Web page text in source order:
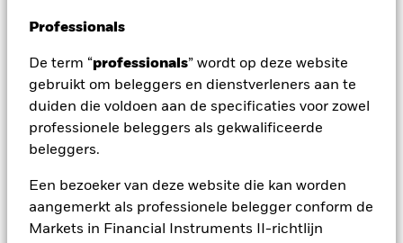
Professionals
De term “professionals” wordt op deze website
gebruikt om beleggers en dienstverleners aan te
duiden die voldoen aan de specificaties voor zowel
professionele beleggers als gekwalificeerde
beleggers.
Een bezoeker van deze website die kan worden
aangemerkt als professionele belegger conform de
Markets in Financial Instruments II-richtlijn
uw belegging te genereren alsook kapitaalgroei op lange
verenigbaar is met de principes van een beleggingsbeleid
dat rekening houdt met criteria op het vlak van milieu,
maatschappij en governance (ESG). Het Fonds belegt ten
minste 70% van zijn totale activa in aandeleneffecten (bijv.
economisch actief zijn in Europa. De term Europa omvat alle
Europese landen inclusief het Verenigd Koninkrijk, Oost-